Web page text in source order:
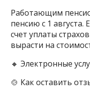
Работающим
пенсию с 1 августа.
счет уплаты
вырасти на
🔸 Электронные
🍲 Как оставить